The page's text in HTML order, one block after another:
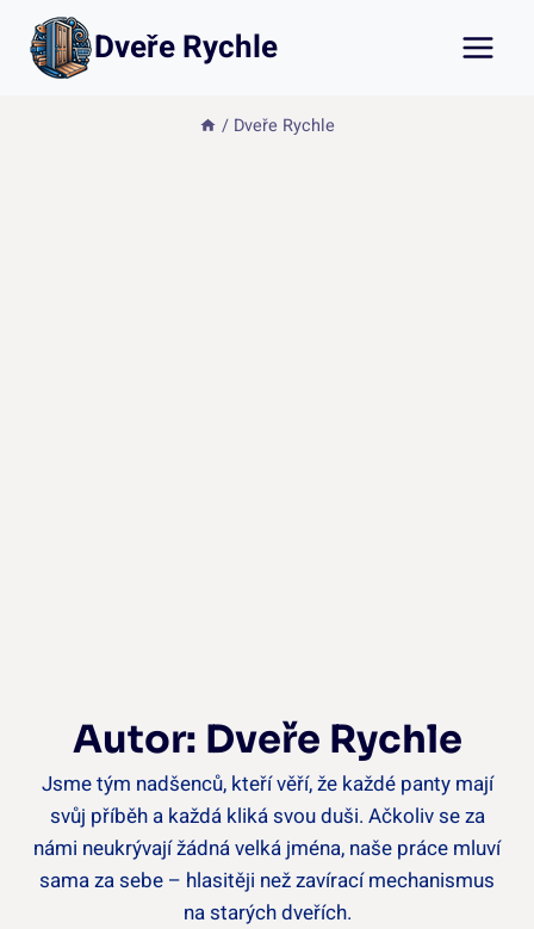
Přeskočit
obsah
Dveře Rychle
/ Dveře Rychle
Autor: Dveře Rychle
Jsme tým nadšenců, kteří věří, že každé panty mají
svůj příběh a každá kliká svou duši. Ačkoliv se za
námi neukrývají žádná velká jména, naše práce mluví
sama za sebe – hlasitěji než zavírací mechanismus
na starých dveřích.